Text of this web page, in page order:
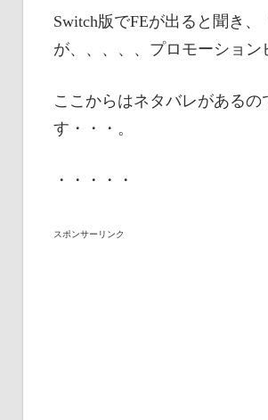
信
Switch版でFEが出ると聞き
が、、、、、プロモーション
ここからはネタバレがある
す・・・。
・・・・・
スポンサーリンク